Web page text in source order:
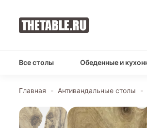
Все столы Обеденные и
Главная - Антивандальные столы -